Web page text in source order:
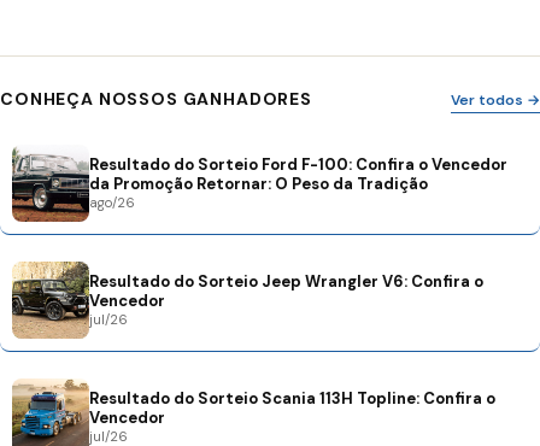
CONHEÇA NOSSOS GANHADORES Ver todos →
Resultado do Sorteio Ford F-100: Confira o Vencedor
da Promoção Retornar: O Peso da Tradição
ago/26
Resultado do Sorteio Jeep Wrangler V6: Confira o
Vencedor
jul/26
Resultado do Sorteio Scania 113H Topline: Confira o
Vencedor
jul/26